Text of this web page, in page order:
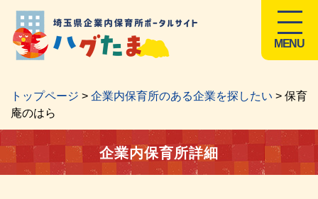
MENU
トップページ > 企業内保育所のある企業を探したい > 保育
庵のはら
企業内保育所詳細